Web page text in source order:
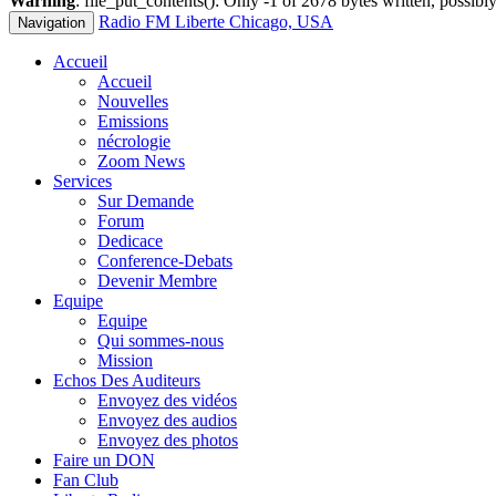
Navigation Radio FM Liberte Chicago, USA
Accueil
Accueil
Nouvelles
Emissions
nécrologie
Zoom News
Services
Sur Demande
Forum
Dedicace
Conference-Debats
Devenir Membre
Equipe
Equipe
Qui sommes-nous
Mission
Echos Des Auditeurs
Envoyez des vidéos
Envoyez des audios
Envoyez des photos
Faire un DON
Fan Club